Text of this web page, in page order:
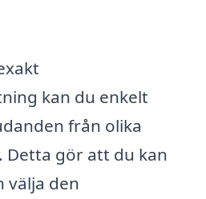
kan du enkelt
från olika
gör att du kan
välja den